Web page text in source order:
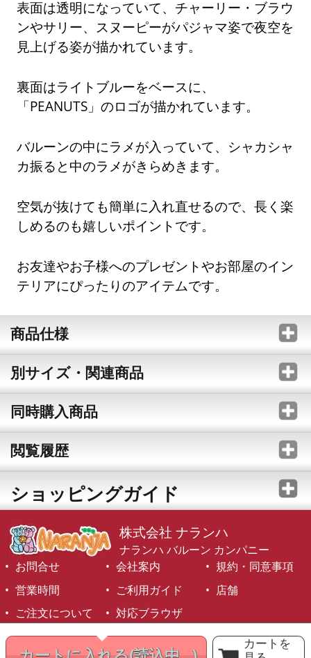
カートを
表面は透明になっていて、チャーリー・ブラウ
ンやサリー、スヌーピーがパジャマ姿で夜空を
見上げる姿が描かれています。
裏面はライトブルーをベースに、
「PEANUTS」のロゴが描かれています。
バルーンの中にラメが入っていて、シャカシャ
カ振ると中のラメがきらめきます。
空気が抜けても簡単に入れ直せるので、長く楽
しめるのも嬉しいポイントです。
お友達やお子様へのプレゼントやお部屋のイン
テリアにぴったりのアイテムです。
商品仕様
別サイズ・関連商品
同時購入商品
閲覧履歴
ショッピングガイド
株式会社 ナランハ
ナランハ バルーン カンパニー
お問合せ
会社案内
規約・同意事項
営業時間
ご利用ガイド
店舗
ご注文について
対応ブラウザ
©1999-2026 NARANJA Inc. All Rights Reserved.